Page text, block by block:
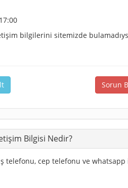
bilgilerini sitemizde
Sorun
Bilgisi Nedir?
telefonu, cep telefonu ve